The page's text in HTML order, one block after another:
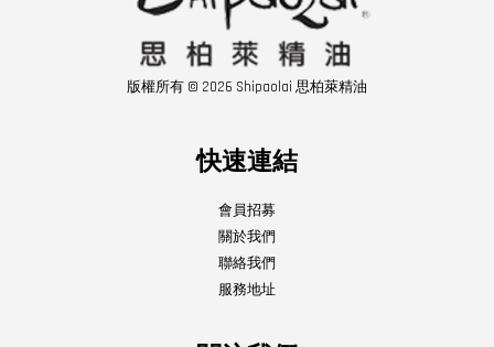
版權所有 © 2026 Shipaolai 思柏萊精油
快速連結
會員招募
關於我們
聯絡我們
服務地址